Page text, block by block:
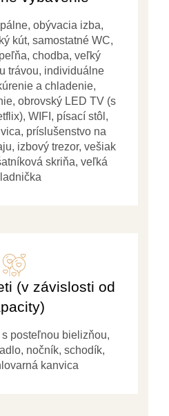
obývacia izba,
kút, samostatné WC,
chodba, veľký
trávou, individuálne
a chladenie,
obrovský LED TV (s
WIFI, písací stôl,
príslušenstvo na
izbový trezor, vešiak
skriňa, veľká
(v závislosti od
posteľnou bielizňou,
nočník, schodík,
kanvica